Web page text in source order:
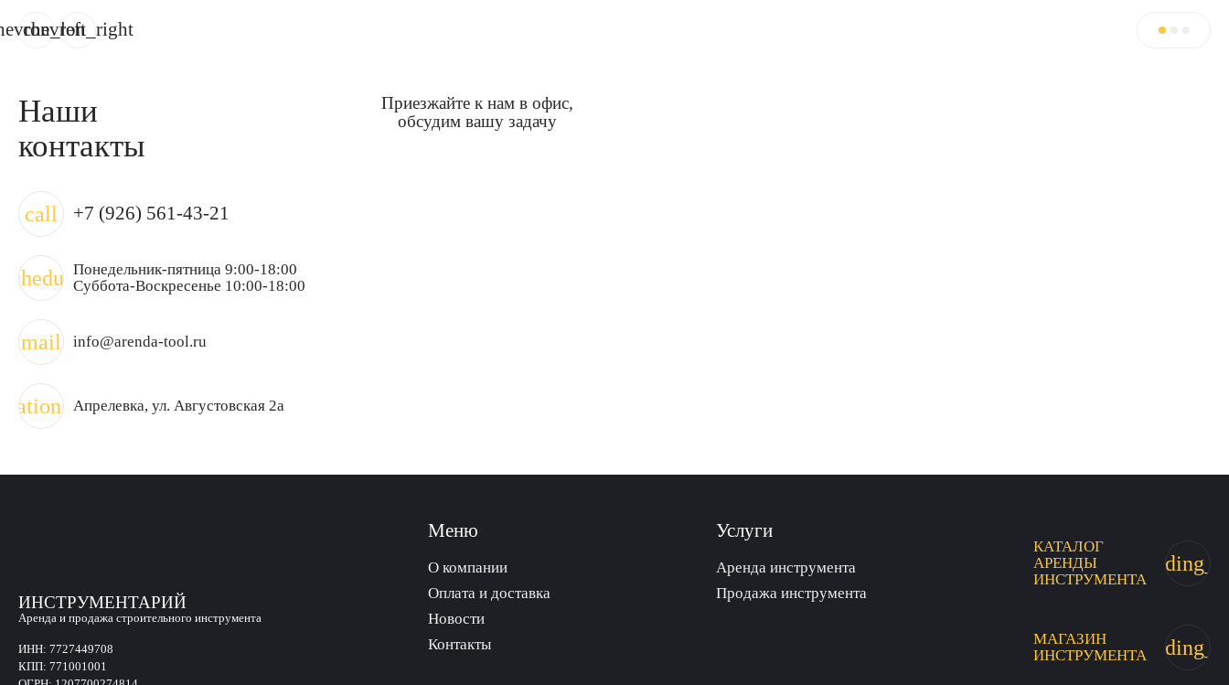
chevron_right
Наши
контакты
call +7 (926) 561-43-21
scheduleПонедельник-пятница 9:00-18:00
Суббота-Воскресенье 10:00-18:00
mail info@arenda-tool.ru
Апрелевка, ул. Августовская 2а
Приезжайте к нам в офис,
обсудим вашу задачу
ИНСТРУМЕНТАРИЙ
Аренда и продажа строительного инструмента
ИНН: 7727449708
КПП: 771001001
Меню
О компании
Оплата и доставка
Новости
Контакты
Услуги
Аренда инструмента
Продажа инструмента
КАТАЛОГ
АРЕНДЫ
ИНСТРУМЕНТА
МАГАЗИН
ИНСТРУМЕНТА